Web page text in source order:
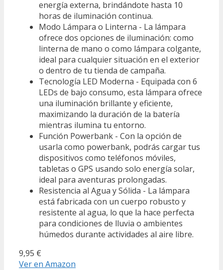
energía externa, brindándote hasta 10
horas de iluminación continua.
Modo Lámpara o Linterna - La lámpara
ofrece dos opciones de iluminación: como
linterna de mano o como lámpara colgante,
ideal para cualquier situación en el exterior
o dentro de tu tienda de campaña.
Tecnología LED Moderna - Equipada con 6
LEDs de bajo consumo, esta lámpara ofrece
una iluminación brillante y eficiente,
maximizando la duración de la batería
mientras ilumina tu entorno.
Función Powerbank - Con la opción de
usarla como powerbank, podrás cargar tus
dispositivos como teléfonos móviles,
tabletas o GPS usando solo energía solar,
ideal para aventuras prolongadas.
Resistencia al Agua y Sólida - La lámpara
está fabricada con un cuerpo robusto y
resistente al agua, lo que la hace perfecta
para condiciones de lluvia o ambientes
húmedos durante actividades al aire libre.
9,95 €
Ver en Amazon